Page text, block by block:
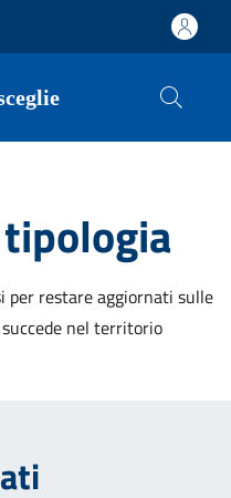
per restare aggiornati sulle
nel territorio